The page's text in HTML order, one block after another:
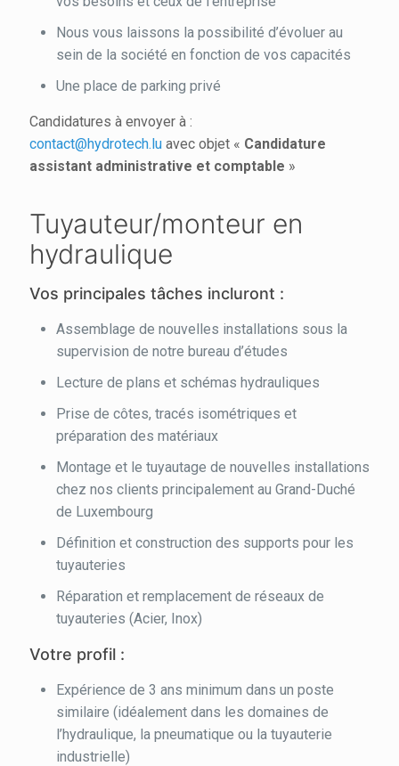
Nous vous laissons la possibilité d’évoluer au
sein de la société en fonction de vos capacités
Une place de parking privé
Candidatures à envoyer à :
contact@hydrotech.lu avec objet « Candidature
assistant administrative et comptable »
Tuyauteur/monteur en
hydraulique
Vos principales tâches incluront :
Assemblage de nouvelles installations sous la
supervision de notre bureau d’études
Lecture de plans et schémas hydrauliques
Prise de côtes, tracés isométriques et
préparation des matériaux
Montage et le tuyautage de nouvelles installations
chez nos clients principalement au Grand-Duché
de Luxembourg
Définition et construction des supports pour les
tuyauteries
Réparation et remplacement de réseaux de
tuyauteries (Acier, Inox)
Votre profil :
Expérience de 3 ans minimum dans un poste
similaire (idéalement dans les domaines de
l’hydraulique, la pneumatique ou la tuyauterie
industrielle)